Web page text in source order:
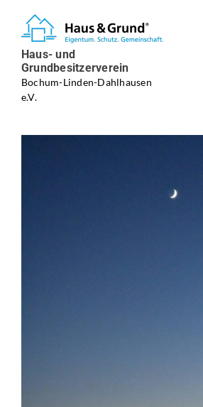
Inhalt
springen
Haus- und
Grundbesitzerverein
Bochum-Linden-Dahlhausen
e.V.